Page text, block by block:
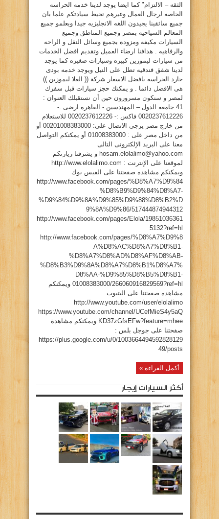
الثقه – الالتزام" كما ايضا يوجد لدينا خدمه الحراسه
الخاصه لرجال العمال وغيرهم نحيط سيادتكم علما بان
جميع سائقينا يجيدون اللغه الانجليزيه جيدا ويعلمو جميع
المعالم السياحيه بمصر وجميع المناطق وجميع
السيارات مكيفه ومزوده بجميع وسائل النقل و الراحه
والرفاهيه . هدافنا ارضاء العميل وتقديم افضل الخدمات
من سيارات ليموزين كبيره وسيارات صغيره كما يوجد
لدينا شقق فندقيه تطل على النيل ويوجد خدمه بودى
جارد الحراسه بافضل الاسعار شركة (( العلا ليموزين ))
هى الافضل دائما . و يمكنك حجز سيارات قبل سفرك
لمصر و سنكون مسرورون حين أن نستقبلك العنوان :
41 جامعه الدول – المهندسين - القاهره ارضى :-
0020237612226 فاكس :- 0020237612226 للاستعلام
من خارج مصر يرجى الاتصال على: 00201008383000 أو
من داخل مصر على : 01008383000 أو يمكنكم التواصل
معنا على البريد الإلكترونى التالى
hosam.elolalimo@yahoo.com و يشرفنا زيارتكم
لموقعنا على الإنترنت : http://www.elolalimo.com
ويمكنكم مشاهده صفحتنا على الفيس بوك
http://www.facebook.com/pages/%D8%A7%D9%84
%D8%B9%D9%84%D8%A7-
%D9%84%D9%8A%D9%85%D9%88%D8%B2%D
9%8A%D9%86/517444874944312
http://www.facebook.com/pages/Elola/19851036361
5132?ref=hl
http://www.facebook.com/pages/%D8%A7%D9%8
A%D8%AC%D8%A7%D8%B1-
%D8%A7%D8%AD%D8%AF%D8%AB-
%D8%B3%D9%8A%D8%A7%D8%B1%D8%A7%
D8%AA-%D9%85%D8%B5%D8%B1-
01008383000/266060916829569?ref=hl ويمكنكم
مشاهده صفحتنا على اليتيوب
http://www.youtube.com/user/elolalimo
https://www.youtube.com/channel/UCefMieS4y5aQ
KD37zGfsEFw?feature=mhee ويمكنكم مشاهدة
صفحتنا على جوجل بلس :
https://plus.google.com/u/0/1003664494592828129
49/posts
أكمل القراءة »
أكثر السيارات إيجار